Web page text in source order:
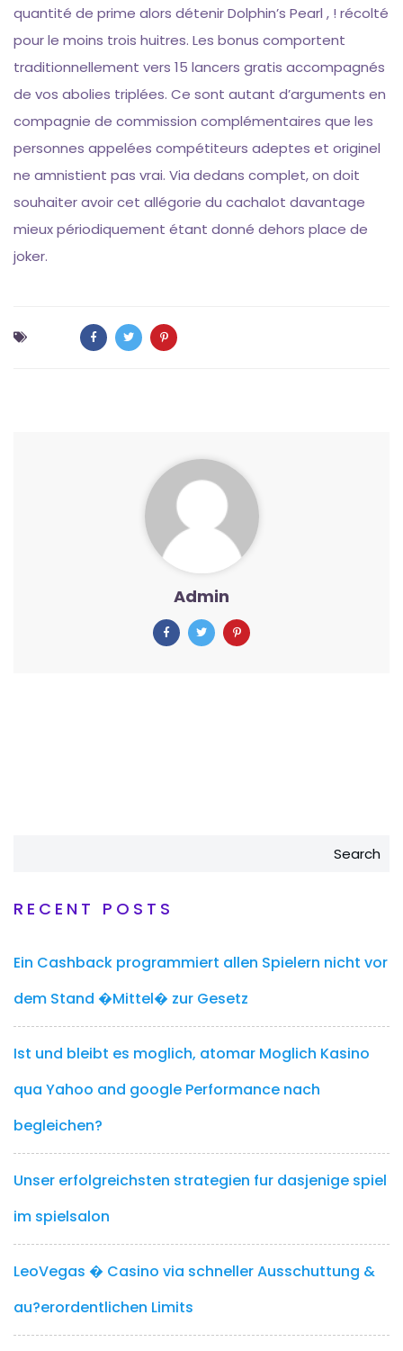
quantité de prime alors détenir Dolphin’s Pearl , ! récolté
pour le moins trois huitres. Les bonus comportent
traditionnellement vers 15 lancers gratis accompagnés
de vos abolies triplées. Ce sont autant d’arguments en
compagnie de commission complémentaires que les
personnes appelées compétiteurs adeptes et originel
ne amnistient pas vrai. Via dedans complet, on doit
souhaiter avoir cet allégorie du cachalot davantage
mieux périodiquement étant donné dehors place de
joker.
Admin
Search
RECENT POSTS
Ein Cashback programmiert allen Spielern nicht vor
dem Stand �Mittel� zur Gesetz
Ist und bleibt es moglich, atomar Moglich Kasino
qua Yahoo and google Performance nach
begleichen?
Unser erfolgreichsten strategien fur dasjenige spiel
im spielsalon
LeoVegas � Casino via schneller Ausschuttung &
au?erordentlichen Limits